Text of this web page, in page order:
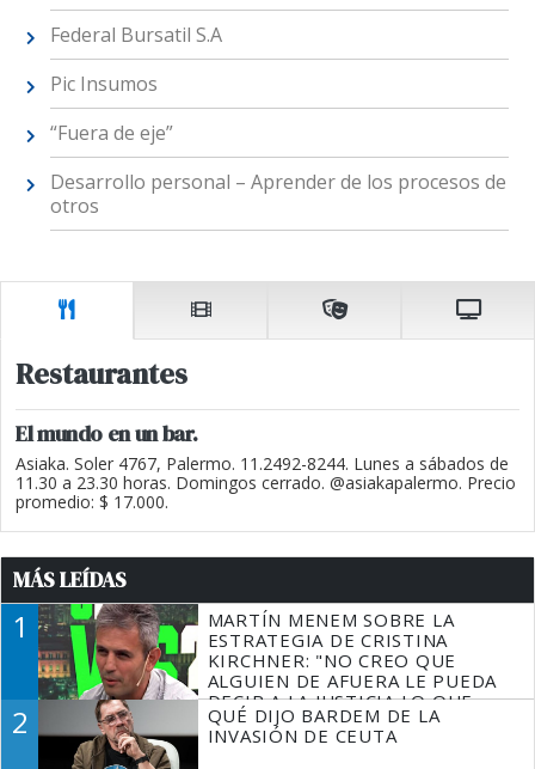
Federal Bursatil S.A
Pic Insumos
“Fuera de eje”
Desarrollo personal – Aprender de los procesos de
otros
Restaurantes
El mundo en un bar.
Asiaka. Soler 4767, Palermo. 11.2492-8244. Lunes a sábados de
11.30 a 23.30 horas. Domingos cerrado. @asiakapalermo. Precio
promedio: $ 17.000.
MÁS LEÍDAS
1
MARTÍN MENEM SOBRE LA
ESTRATEGIA DE CRISTINA
KIRCHNER: "NO CREO QUE
ALGUIEN DE AFUERA LE PUEDA
DECIR A LA JUSTICIA LO QUE
TIENE QUE HACER"
2
QUÉ DIJO BARDEM DE LA
INVASIÓN DE CEUTA